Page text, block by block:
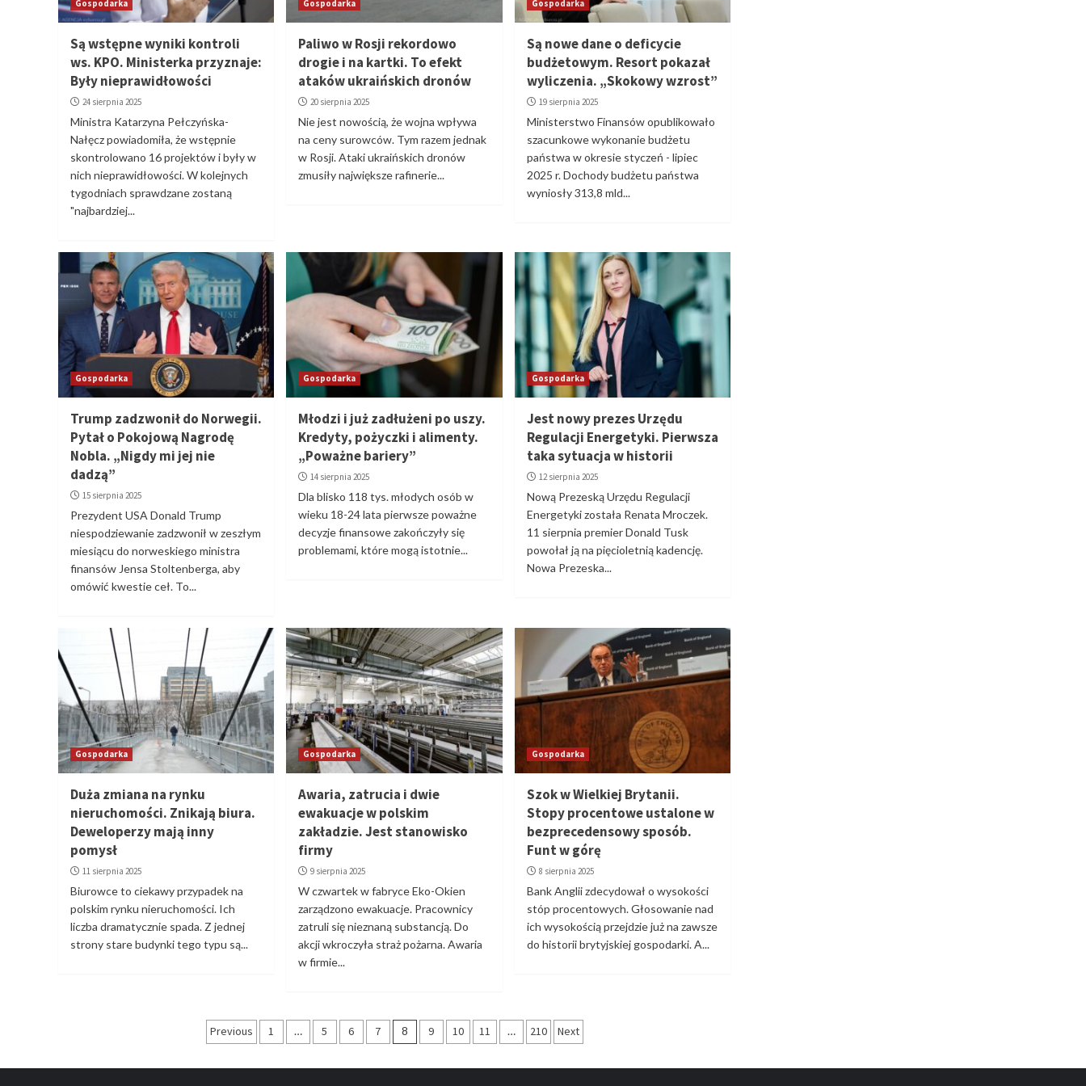
Gospodarka
Są wstępne wyniki kontroli
ws. KPO. Ministerka przyznaje:
Były nieprawidłowości
24 sierpnia 2025
Ministra Katarzyna Pełczyńska-
Nałęcz powiadomiła, że wstępnie
skontrolowano 16 projektów i były w
nich nieprawidłowości. W kolejnych
tygodniach sprawdzane zostaną
"najbardziej...
Gospodarka
Paliwo w Rosji rekordowo
drogie i na kartki. To efekt
ataków ukraińskich dronów
20 sierpnia 2025
Nie jest nowością, że wojna wpływa
na ceny surowców. Tym razem jednak
w Rosji. Ataki ukraińskich dronów
zmusiły największe rafinerie...
Gospodarka
Są nowe dane o deficycie
budżetowym. Resort pokazał
wyliczenia. „Skokowy wzrost”
19 sierpnia 2025
Ministerstwo Finansów opublikowało
szacunkowe wykonanie budżetu
państwa w okresie styczeń - lipiec
2025 r. Dochody budżetu państwa
wyniosły 313,8 mld...
Gospodarka
Trump zadzwonił do Norwegii.
Pytał o Pokojową Nagrodę
Nobla. „Nigdy mi jej nie
dadzą”
15 sierpnia 2025
Prezydent USA Donald Trump
niespodziewanie zadzwonił w zeszłym
miesiącu do norweskiego ministra
finansów Jensa Stoltenberga, aby
omówić kwestie ceł. To...
Gospodarka
Młodzi i już zadłużeni po uszy.
Kredyty, pożyczki i alimenty.
„Poważne bariery”
14 sierpnia 2025
Dla blisko 118 tys. młodych osób w
wieku 18-24 lata pierwsze poważne
decyzje finansowe zakończyły się
problemami, które mogą istotnie...
Gospodarka
Jest nowy prezes Urzędu
Regulacji Energetyki. Pierwsza
taka sytuacja w historii
12 sierpnia 2025
Nową Prezeską Urzędu Regulacji
Energetyki została Renata Mroczek.
11 sierpnia premier Donald Tusk
powołał ją na pięcioletnią kadencję.
Nowa Prezeska...
Gospodarka
Duża zmiana na rynku
nieruchomości. Znikają biura.
Deweloperzy mają inny
pomysł
11 sierpnia 2025
Biurowce to ciekawy przypadek na
polskim rynku nieruchomości. Ich
liczba dramatycznie spada. Z jednej
strony stare budynki tego typu są...
Gospodarka
Awaria, zatrucia i dwie
ewakuacje w polskim
zakładzie. Jest stanowisko
firmy
9 sierpnia 2025
W czwartek w fabryce Eko-Okien
zarządzono ewakuacje. Pracownicy
zatruli się nieznaną substancją. Do
akcji wkroczyła straż pożarna. Awaria
w firmie...
Gospodarka
Szok w Wielkiej Brytanii.
Stopy procentowe ustalone w
bezprecedensowy sposób.
Funt w górę
8 sierpnia 2025
Bank Anglii zdecydował o wysokości
stóp procentowych. Głosowanie nad
ich wysokością przejdzie już na zawsze
do historii brytyjskiej gospodarki. A...
Stronicowanie
Previous 1 … 5 6 7 8 9 10 11 … 210 Next